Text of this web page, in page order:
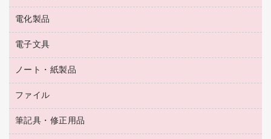
ハンドソープ・石鹸
トイレ用品
トイレ用洗剤
ティッシュペーパー
ラミネートフィルム
ラミネータ
タイムレコーダー
シュレッダ
ＯＨＰ用品
テレビ・ＡＶ機器
電球・蛍光灯
乾電池・充電池
フィルム・カメラ用品
デスクライト
アルバム
電化製品
掃除機・クリーナー
空調・季節家電
その他電化製品
キッチン・調理家電
ＯＡタップ／延長コード
電子文具
電卓
ラベルテープ
その他電子文具
ノート・紙製品
封筒
粘着メモ
伝票
ファイル
名刺整理用品
筆記具・修正用品